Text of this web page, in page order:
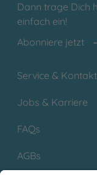
Dann trage Dich
einfach ein!
Abonniere jetzt
Service & Kontakt
Jobs & Karriere
FAQs
AGBs